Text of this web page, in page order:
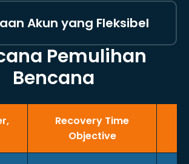
Akun yang Fleksibel
Pemulihan
Bencana
Recovery Time
Objective